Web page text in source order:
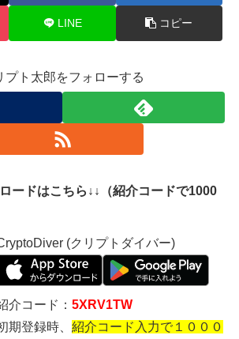
LINE コピー
プト太郎をフォローする
ードはこちら↓↓（紹介コードで1000
(クリプトダイバー)
介コード： 5XRV1TW
期登録時、 紹介コード入力で１０００